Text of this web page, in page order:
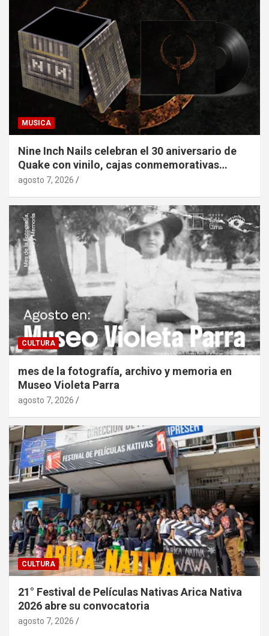
MUSICA
Nine Inch Nails celebran el 30 aniversario de
Quake con vinilo, cajas conmemorativas…
agosto 7, 2026
CULTURA
mes de la fotografía, archivo y memoria en
Museo Violeta Parra
agosto 7, 2026
CULTURA
21° Festival de Películas Nativas Arica Nativa
2026 abre su convocatoria
agosto 7, 2026